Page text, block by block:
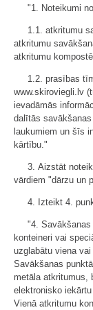
"1. Noteikumi
1.1. atkritumu
atkritumu
atkritumu
1.2. prasības
www.skiroviegli.lv
ievadāmās
dalītās
laukumiem un šīs
kārtību."
3. Aizstāt
vārdiem "dārzu un
4. Izteikt 4.
"4.
konteineri vai
uzglabātu viena
Savākšanas
metāla atkritumus,
elektronisko
Vienā atkritumu